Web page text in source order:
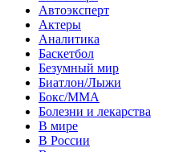
Автоэксперт
Актеры
Аналитика
Баскетбол
Безумный мир
Биатлон/Лыжи
Бокс/MMA
Болезни и лекарства
В мире
В России